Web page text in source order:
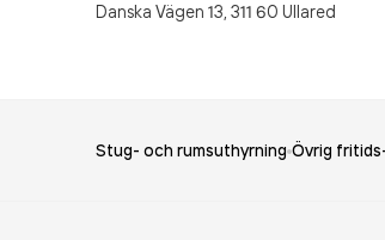
Danska Vägen 13, 311 60 Ullared
Stug- och rumsuthyrning Övrig